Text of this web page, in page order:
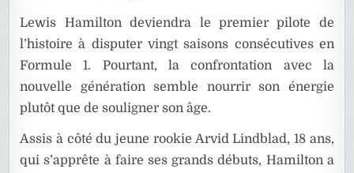
Lewis Hamilton deviendra le premier pilote de
l’histoire à disputer vingt saisons consécutives en
Formule 1. Pourtant, la confrontation avec la
nouvelle génération semble nourrir son énergie
plutôt que de souligner son âge.
Assis à côté du jeune rookie Arvid Lindblad, 18 ans,
qui s’apprête à faire ses grands débuts, Hamilton a